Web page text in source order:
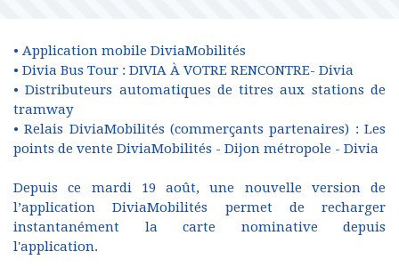
• Application mobile DiviaMobilités
• Divia Bus Tour : DIVIA À VOTRE RENCONTRE- Divia
• Distributeurs automatiques de titres aux stations de
tramway
• Relais DiviaMobilités (commerçants partenaires) : Les
points de vente DiviaMobilités - Dijon métropole - Divia
Depuis ce mardi 19 août, une nouvelle version de
l’application DiviaMobilités permet de recharger
instantanément la carte nominative depuis
l'application.